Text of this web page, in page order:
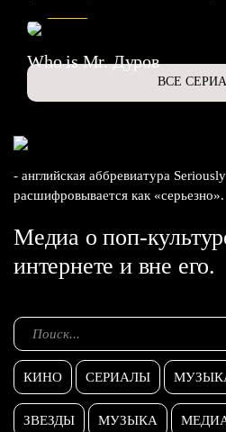
Who is Mr. Дуров
ВСЕ
- английская аббревиатура Seriously
расшифровывается как «серьезно».
Медиа о поп-
интернете и вне его.
КИНО СЕРИАЛЫ
ЗВЕЗДЫ МУЗЫКА